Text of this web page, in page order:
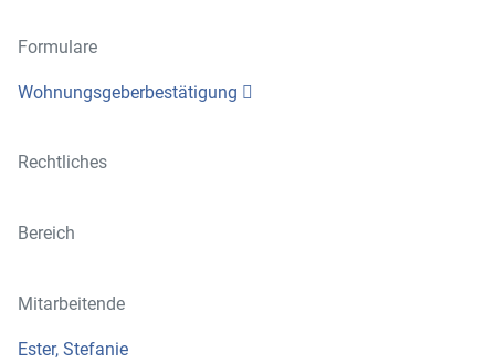
Formulare
Wohnungsgeberbestätigung
Rechtliches
Bereich
Mitarbeitende
Ester, Stefanie